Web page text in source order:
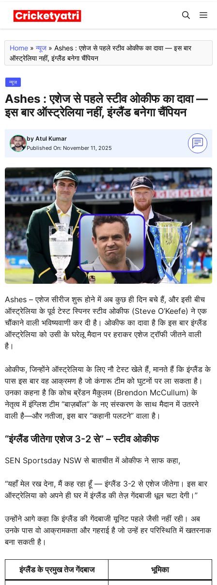
Skip
content
Home » न्यूज » Ashes : एशेज से पहले स्टीव ओकीफ का दावा — इस बार
ऑस्ट्रेलिया नहीं, इंग्लैंड बनेगा चैंपियन
न्यूज
Ashes : एशेज से पहले स्टीव ओकीफ का दावा —
इस बार ऑस्ट्रेलिया नहीं, इंग्लैंड बनेगा चैंपियन
by Atul Kumar
Published On: November 11, 2025
Ashes – एशेज सीरीज शुरू होने में अब कुछ ही दिन बचे हैं, और इसी बीच
ऑस्ट्रेलिया के पूर्व टेस्ट स्पिनर स्टीव ओकीफ (Steve O’Keefe) ने एक
चौंकाने वाली भविष्यवाणी कर दी है। ओकीफ का दावा है कि इस बार इंग्लैंड
ऑस्ट्रेलिया को उसी के घरेलू मैदान पर हराकर एशेज ट्रॉफी जीतने वाली
है।
ओकीफ, जिन्होंने ऑस्ट्रेलिया के लिए नौ टेस्ट खेले हैं, मानते हैं कि इंग्लैंड के
पास इस बार वह आक्रमण है जो कंगारू टीम को घुटनों पर ला सकता है।
उनका कहना है कि कोच ब्रेंडन मैकुलम (Brendon McCullum) के
नेतृत्व में इंग्लिश टीम “बाज़बॉल” के नए संस्करण के साथ मैदान में उतरने
वाली है—और नतीजा, इस बार “कहानी पलटने” वाला है।
“इंग्लैंड जीतेगा एशेज 3-2 से” – स्टीव ओकीफ
SEN Sportsday NSW से बातचीत में ओकीफ ने साफ कहा,
“यहाँ मेल रख देना, मैं कह रहा हूँ — इंग्लैंड 3-2 से एशेज जीतेगा। इस बार
ऑस्ट्रेलिया को अपने ही घर में इंग्लैंड की तेज़ गेंदबाजी धूल चटा देगी।”
उन्होंने आगे कहा कि इंग्लैंड की गेंदबाजी यूनिट पहले जैसी नहीं रही। अब
उनके पास वो आक्रामकता और गहराई है जो उन्हें हर परिस्थिति में खतरनाक
बना सकती है।
इंग्लैंड के प्रमुख तेज गेंदबाज भूमिका